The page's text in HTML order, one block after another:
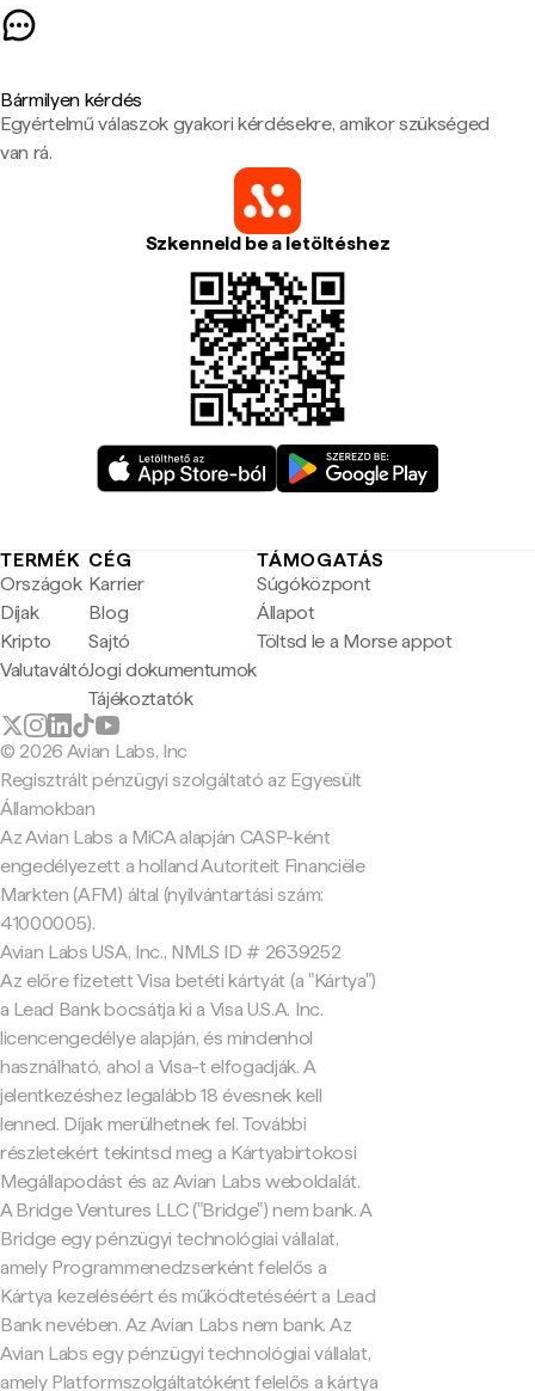
Bármilyen kérdés
Egyértelmű válaszok gyakori kérdésekre, amikor szükséged
van rá.
Szkenneld be a letöltéshez
TERMÉK
Országok
Díjak
Kripto
Valutaváltó
CÉG
Karrier
Blog
Sajtó
Jogi dokumentumok
Tájékoztatók
TÁMOGATÁS
Súgóközpont
Állapot
Töltsd le a Morse appot
© 2026 Avian Labs, Inc
Regisztrált pénzügyi szolgáltató az Egyesült
Államokban
Az Avian Labs a MiCA alapján CASP-ként
engedélyezett a holland Autoriteit Financiële
Markten (AFM) által (nyilvántartási szám:
41000005).
Avian Labs USA, Inc., NMLS ID # 2639252
Az előre fizetett Visa betéti kártyát (a "Kártya")
a Lead Bank bocsátja ki a Visa U.S.A. Inc.
licencengedélye alapján, és mindenhol
használható, ahol a Visa-t elfogadják. A
jelentkezéshez legalább 18 évesnek kell
lenned. Díjak merülhetnek fel. További
részletekért tekintsd meg a Kártyabirtokosi
Megállapodást és az Avian Labs weboldalát.
A Bridge Ventures LLC ("Bridge") nem bank. A
Bridge egy pénzügyi technológiai vállalat,
amely Programmenedzserként felelős a
Kártya kezeléséért és működtetéséért a Lead
Bank nevében. Az Avian Labs nem bank. Az
Avian Labs egy pénzügyi technológiai vállalat,
amely Platformszolgáltatóként felelős a kártya